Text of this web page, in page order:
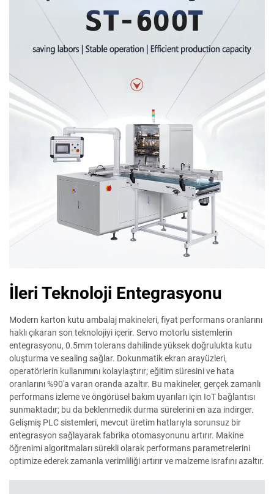
İleri Teknoloji Entegrasyonu
Modern karton kutu ambalaj makineleri, fiyat performans oranlarını
haklı çıkaran son teknolojiyi içerir. Servo motorlu sistemlerin
entegrasyonu, 0.5mm tolerans dahilinde yüksek doğrulukta kutu
oluşturma ve sealing sağlar. Dokunmatik ekran arayüzleri,
operatörlerin kullanımını kolaylaştırır; eğitim süresini ve hata
oranlarını %90'a varan oranda azaltır. Bu makineler, gerçek zamanlı
performans izleme ve öngörüsel bakım uyarıları için IoT bağlantısı
sunmaktadır; bu da beklenmedik durma sürelerini en aza indirger.
Gelişmiş PLC sistemleri, mevcut üretim hatlarıyla sorunsuz bir
entegrasyon sağlayarak fabrika otomasyonunu artırır. Makine
öğrenimi algoritmaları sürekli olarak performans parametrelerini
optimize ederek zamanla verimliliği artırır ve malzeme israfını azaltır.